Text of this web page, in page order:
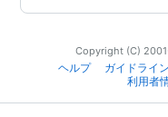
Copyright (C)
ヘルプ
ガイドライン
利用者